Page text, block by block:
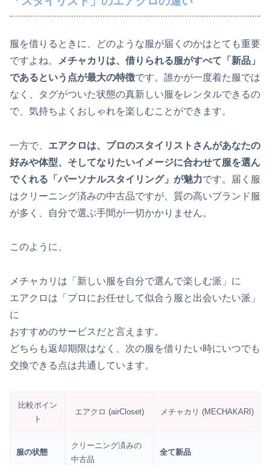
服を借りるときに、どのような服が届くのかはとても重要
ですよね。
メチャカリは、借りられる服がすべて「新品」
であるという点が最大の特徴です。誰かが一度着た服では
なく、タグがついた状態の真新しい服をレンタルできるの
で、気持ちよくおしゃれを楽しむことができます。
一方で、 エアクロは、プロのスタイリストさんがあなたの
好みや体型、そしてなりたいイメージに合わせて服を選ん
でくれる「パーソナルスタイリング」が魅力です。届く服
はクリーニング済みの中古品ですが、質の高いブランド服
が多く、自分で選ぶ手間が一切かかりません。
このように、
メチャカリは「新しい服を自分で選んで楽しむ派」に
エアクロは「プロにお任せして似合う服と出会いたい派」
に
おすすめのサービスだと言えます。
どちらも返却期限はなく、次の服を借りたい時にいつでも
交換できる点は共通しています。
比較ポイン
ト
エアクロ (airCloset) メチャカリ (MECHAKARI)
服の状態
クリーニング済みの
中古品
全て新品